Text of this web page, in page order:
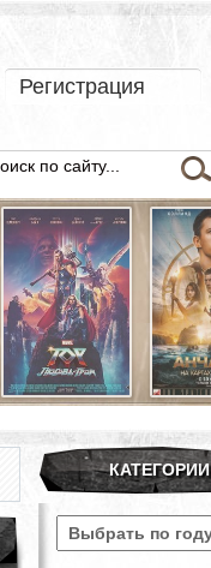
Регистрация
КАТЕГОРИИ